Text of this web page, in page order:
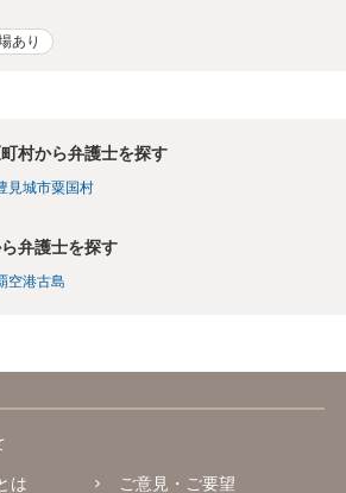
あり
村から弁護士を探す
見城市粟国村
弁護士を探す
空港古島
は ご意見・ご要望